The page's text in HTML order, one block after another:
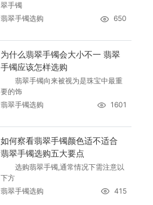
翠手镯
翡翠手镯选购
650
为什么翡翠手镯会大小不一 翡翠
手镯应该怎样选购
翡翠手镯向来被视为是珠宝中最重
要的饰
翡翠手镯选购
1601
如何察看翡翠手镯颜色适不适合
翡翠手镯选购五大要点
选购翡翠手镯,通常情况下需注意以
下方
翡翠手镯选购
415